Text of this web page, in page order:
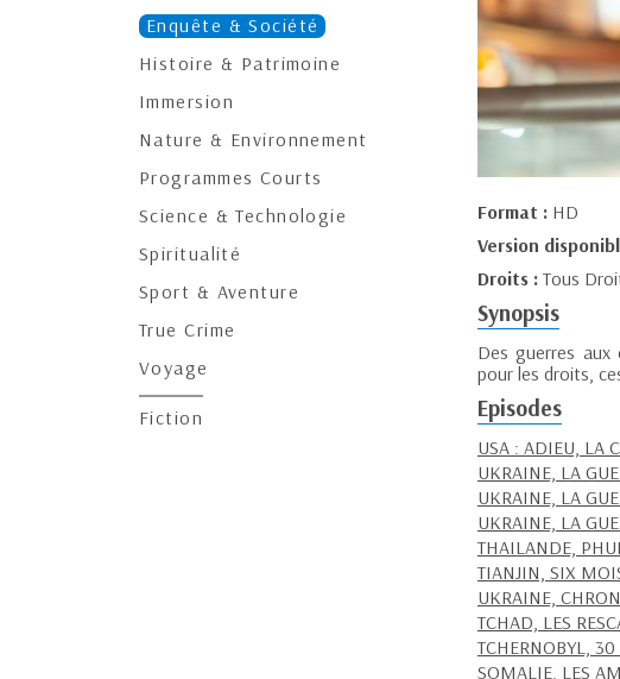
Enquête & Société
Histoire & Patrimoine
Immersion
Nature & Environnement
Programmes Courts
Science & Technologie
Spiritualité
Sport & Aventure
True Crime
Voyage
Fiction
Format : HD
Version
Droits :Tous
Synopsis
Des guerres aux
pour les droits,
Episodes
USA : ADIEU, LA
UKRAINE, LA
UKRAINE, LA
UKRAINE, LA
THAILANDE,
TIANJIN, SIX
UKRAINE,
TCHAD, LES
TCHERNOBYL, 30
SOMALIE, LES